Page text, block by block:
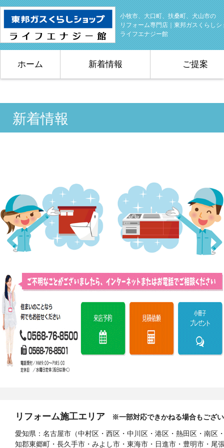
小牧市、大口町、扶桑町、犬山市の
リフォーム専門店｜東邦ガスくらしシ
ライフエナジー館
ホーム 新着情報 ご提案
新着情報
リフォーム施工エリア ※一部対応できかねる場合もござ
愛知県：名古屋市（中村区・西区・中川区・港区・熱田区・南
知郡東郷町・長久手市・みよし市・東海市・日進市・豊明市・